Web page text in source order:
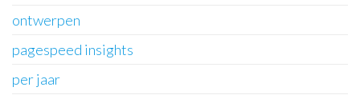
ontwerpen
pagespeed insights
per jaar